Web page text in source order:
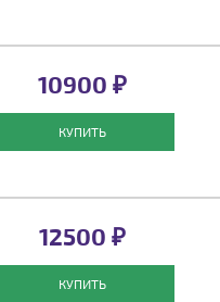
10900 ₽
КУПИТЬ
12500 ₽
КУПИТЬ